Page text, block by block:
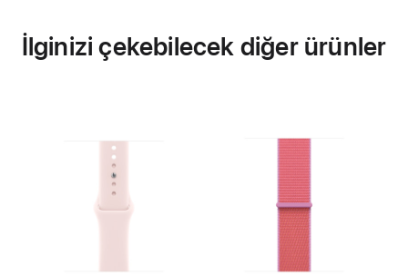
İlginizi çekebilecek diğer ürünler